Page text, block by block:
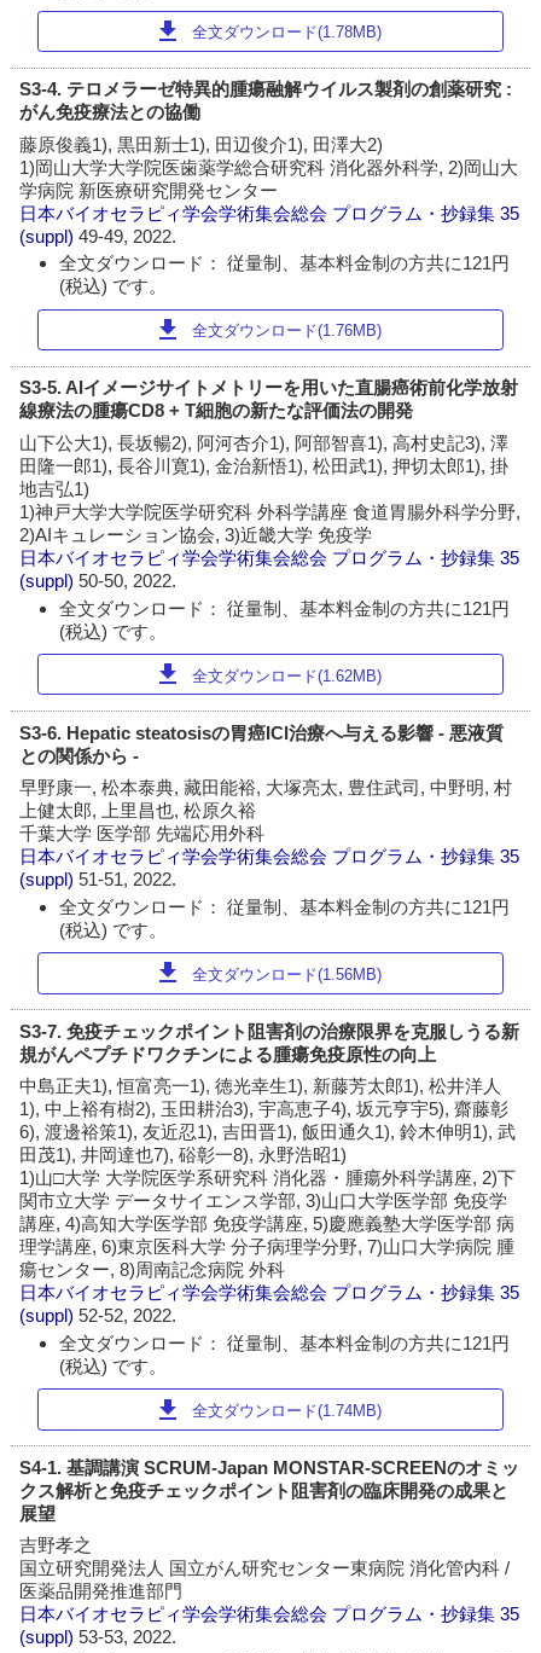
download 全文ダウンロード(1.78MB)
S3-4. テロメラーゼ特異的腫瘍融解ウイルス製剤の創薬研究 :
がん免疫療法との協働
藤原俊義1), 黒田新士1), 田辺俊介1), 田澤大2)
1)岡山大学大学院医歯薬学総合研究科 消化器外科学, 2)岡山大
学病院 新医療研究開発センター
日本バイオセラピィ学会学術集会総会 プログラム・抄録集 35
(suppl)49-49, 2022.
全文ダウンロード： 従量制、基本料金制の方共に121円
(税込) です。
download 全文ダウンロード(1.76MB)
S3-5. AIイメージサイトメトリーを用いた直腸癌術前化学放射
線療法の腫瘍CD8 + T細胞の新たな評価法の開発
山下公大1), 長坂暢2), 阿河杏介1), 阿部智喜1), 高村史記3), 澤
田隆一郎1), 長谷川寛1), 金治新悟1), 松田武1), 押切太郎1), 掛
地吉弘1)
1)神戸大学大学院医学研究科 外科学講座 食道胃腸外科学分野,
2)AIキュレーション協会, 3)近畿大学 免疫学
日本バイオセラピィ学会学術集会総会 プログラム・抄録集 35
(suppl)50-50, 2022.
全文ダウンロード： 従量制、基本料金制の方共に121円
(税込) です。
download 全文ダウンロード(1.62MB)
S3-6. Hepatic steatosisの胃癌ICI治療へ与える影響 - 悪液質
との関係から -
早野康一, 松本泰典, 藏田能裕, 大塚亮太, 豊住武司, 中野明, 村
上健太郎, 上里昌也, 松原久裕
千葉大学 医学部 先端応用外科
日本バイオセラピィ学会学術集会総会 プログラム・抄録集 35
(suppl)51-51, 2022.
全文ダウンロード： 従量制、基本料金制の方共に121円
(税込) です。
download 全文ダウンロード(1.56MB)
S3-7. 免疫チェックポイント阻害剤の治療限界を克服しうる新
規がんペプチドワクチンによる腫瘍免疫原性の向上
中島正夫1), 恒富亮一1), 徳光幸生1), 新藤芳太郎1), 松井洋人
1), 中上裕有樹2), 玉田耕治3), 宇高恵子4), 坂元亨宇5), 齋藤彰
6), 渡邊裕策1), 友近忍1), 吉田晋1), 飯田通久1), 鈴木伸明1), 武
田茂1), 井岡達也7), 硲彰一8), 永野浩昭1)
1)山□大学 大学院医学系研究科 消化器・腫瘍外科学講座, 2)下
関市立大学 データサイエンス学部, 3)山口大学医学部 免疫学
講座, 4)高知大学医学部 免疫学講座, 5)慶應義塾大学医学部 病
理学講座, 6)東京医科大学 分子病理学分野, 7)山口大学病院 腫
瘍センター, 8)周南記念病院 外科
日本バイオセラピィ学会学術集会総会 プログラム・抄録集 35
(suppl)52-52, 2022.
全文ダウンロード： 従量制、基本料金制の方共に121円
(税込) です。
download 全文ダウンロード(1.74MB)
S4-1. 基調講演 SCRUM-Japan MONSTAR-SCREENのオミッ
クス解析と免疫チェックポイント阻害剤の臨床開発の成果と
展望
吉野孝之
国立研究開発法人 国立がん研究センター東病院 消化管内科 /
医薬品開発推進部門
日本バイオセラピィ学会学術集会総会 プログラム・抄録集 35
(suppl)53-53, 2022.